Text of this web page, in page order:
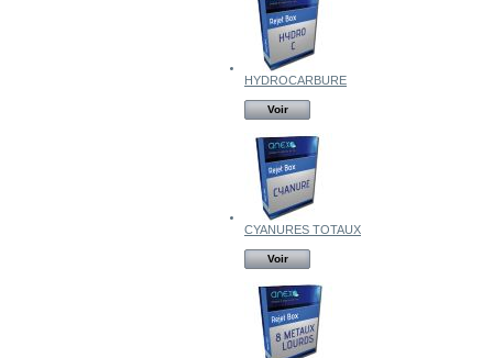
HYDROCARBURE
Voir
CYANURES TOTAUX
Voir